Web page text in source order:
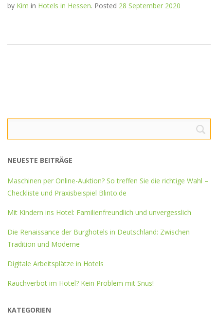
by Kim in Hotels in Hessen. Posted 28 September 2020
NEUESTE BEITRÄGE
Maschinen per Online-Auktion? So treffen Sie die richtige Wahl –
Checkliste und Praxisbeispiel Blinto.de
Mit Kindern ins Hotel: Familienfreundlich und unvergesslich
Die Renaissance der Burghotels in Deutschland: Zwischen
Tradition und Moderne
Digitale Arbeitsplätze in Hotels
Rauchverbot im Hotel? Kein Problem mit Snus!
KATEGORIEN